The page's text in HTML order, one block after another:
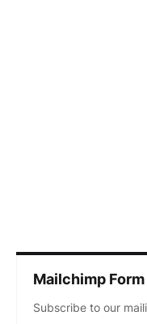
Mailchimp Form
Subscribe to our